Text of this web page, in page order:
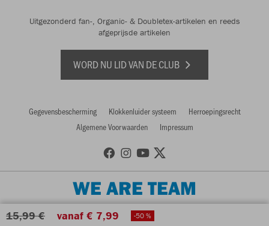
15,99 € vanaf € 7,99 -50 %
Uitgezonderd fan-, Organic- & Doubletex-artikelen en reeds
afgeprijsde artikelen
WORD NU LID VAN DE CLUB
Gegevensbescherming Klokkenluider systeem
Herroepingsrecht
Algemene Voorwaarden
Impressum
WE ARE TEAM